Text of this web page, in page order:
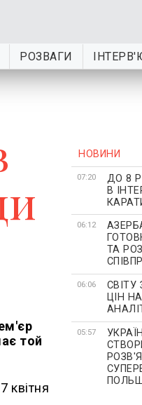
РОЗВАГИ
той
квітня
НОВИНИ
07:20
ДО 8
В
06:12
ТА
06:06
ЦІН
05:57